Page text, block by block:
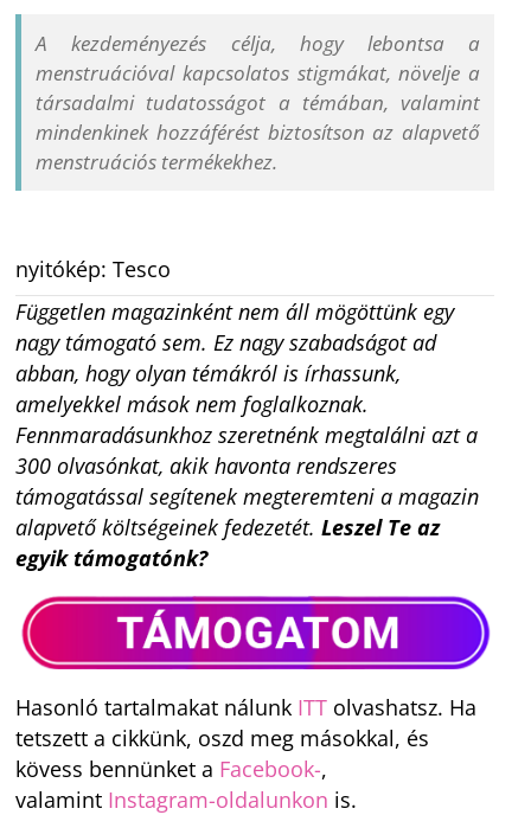
A kezdeményezés célja, hogy lebontsa a
menstruációval kapcsolatos stigmákat, növelje a
társadalmi tudatosságot a témában, valamint
mindenkinek hozzáférést biztosítson az alapvető
menstruációs termékekhez.
nyitókép: Tesco
Független magazinként nem áll mögöttünk egy
nagy támogató sem. Ez nagy szabadságot ad
abban, hogy olyan témákról is írhassunk,
amelyekkel mások nem foglalkoznak.
Fennmaradásunkhoz szeretnénk megtalálni azt a
300 olvasónkat, akik havonta rendszeres
támogatással segítenek megteremteni a magazin
alapvető költségeinek fedezetét.Leszel Te az
egyik támogatónk?
Hasonló tartalmakat nálunk ITT olvashatsz. Ha
tetszett a cikkünk, oszd meg másokkal, és
kövess bennünket a Facebook-,
valamint Instagram-oldalunkon is.